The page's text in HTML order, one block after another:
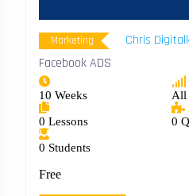
Marketing
Chris
Facebook ADS
10 Weeks All
0 Lessons 0
0 Students
Free